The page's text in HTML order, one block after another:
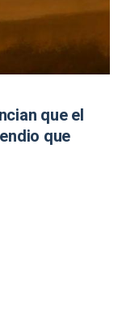
que el
que